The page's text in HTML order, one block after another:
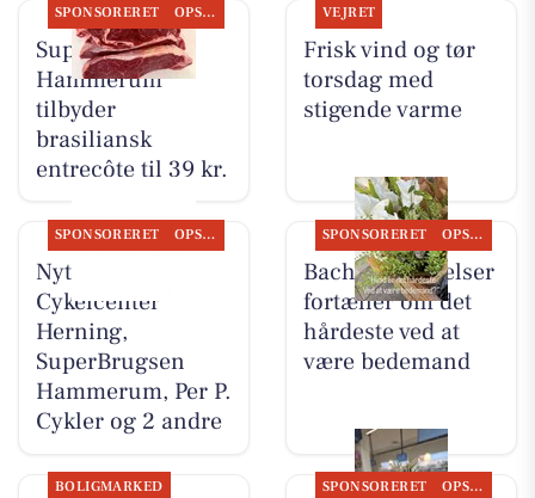
SPONSORERET OPSLAGSTAVLEN
SuperBrugsen
Hammerum
tilbyder
brasiliansk
entrecôte til 39 kr.
VEJRET
Frisk vind og tør
torsdag med
stigende varme
SPONSORERET OPSLAGSTAVLEN
Nyt fra
Cykelcenter
Herning,
SuperBrugsen
Hammerum, Per P.
Cykler og 2 andre
SPONSORERET OPSLAGSTAVLEN
Bachs Begravelser
fortæller om det
hårdeste ved at
være bedemand
BOLIGMARKED SPONSORERET OPSLAGSTAVLEN